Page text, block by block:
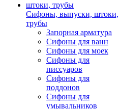
Сифоны, выпуски, штоки,
трубы
Запорная арматура
Сифоны для ванн
Сифоны для моек
Сифоны для
писсуаров
Сифоны для
поддонов
Сифоны для
умывальников